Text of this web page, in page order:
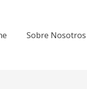
Sobre Nosotros